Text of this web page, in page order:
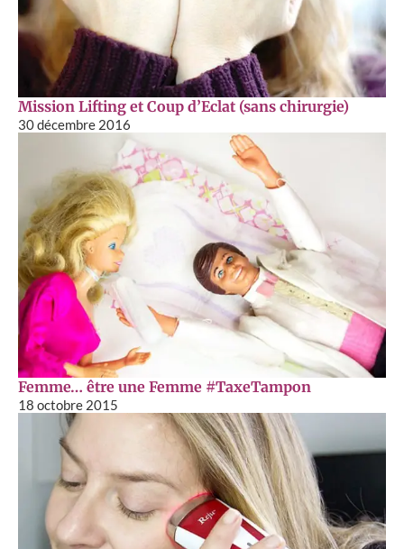
Mission Lifting et Coup d’Eclat (sans chirurgie)
30 décembre 2016
Femme… être une Femme #TaxeTampon
18 octobre 2015